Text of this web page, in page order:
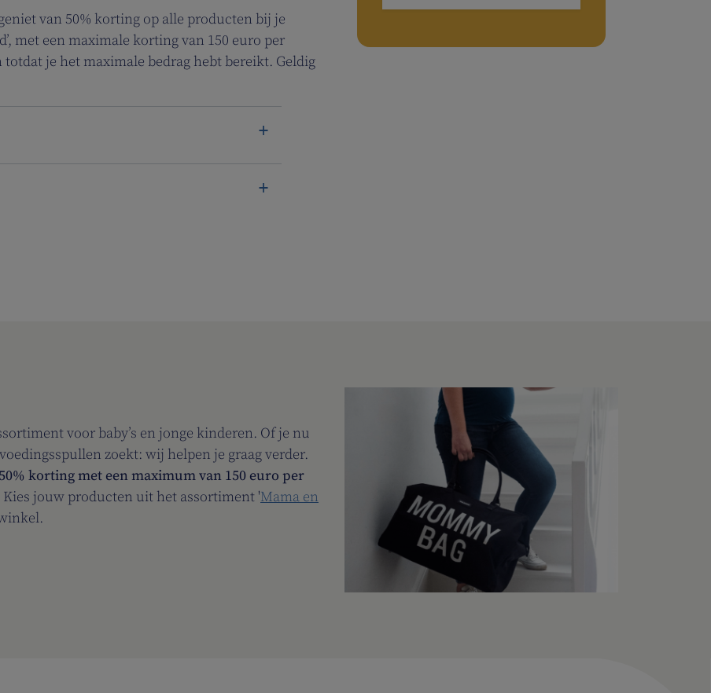
van 50% korting op alle producten bij je
met een maximale korting van 150 euro per
je het maximale bedrag hebt bereikt. Geldig
voor baby’s en jonge kinderen. Of je nu
zoekt: wij helpen je graag verder.
50% korting met een maximum van 150 euro per
Kies jouw producten uit het assortiment 'Mama en